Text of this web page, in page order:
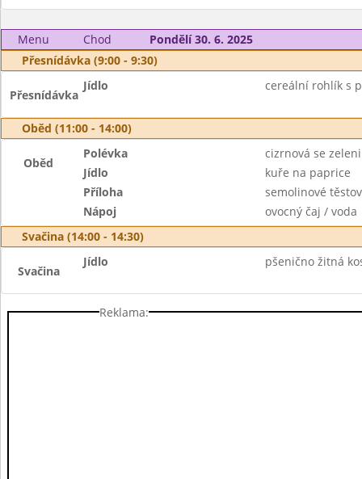
Menu Chod
Pondělí 30. 6. 2025
Přesnídávka (9:00 - 9:30)
Přesnídávka
Jídlo cereální rohlík s
Oběd (11:00 - 14:00)
Oběd
Polévka
cizrnová se
Jídlo
kuře na paprice
Příloha
semolinové
Nápoj
ovocný čaj / voda
Svačina (14:00 - 14:30)
Svačina
Jídlo pšenično žitná
Reklama: